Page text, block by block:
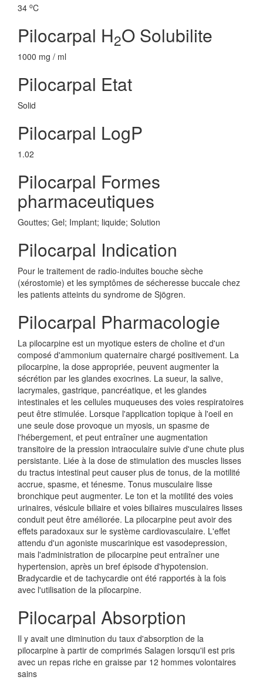
34 oC
Pilocarpal H2O Solubilite
1000 mg / ml
Pilocarpal Etat
Solid
Pilocarpal LogP
1.02
Pilocarpal Formes
pharmaceutiques
Gouttes; Gel; Implant; liquide; Solution
Pilocarpal Indication
Pour le traitement de radio-induites bouche sèche
(xérostomie) et les symptômes de sécheresse buccale chez
les patients atteints du syndrome de Sjögren.
Pilocarpal Pharmacologie
La pilocarpine est un myotique esters de choline et d'un
composé d'ammonium quaternaire chargé positivement. La
pilocarpine, la dose appropriée, peuvent augmenter la
sécrétion par les glandes exocrines. La sueur, la salive,
lacrymales, gastrique, pancréatique, et les glandes
intestinales et les cellules muqueuses des voies respiratoires
peut être stimulée. Lorsque l'application topique à l'oeil en
une seule dose provoque un myosis, un spasme de
l'hébergement, et peut entraîner une augmentation
transitoire de la pression intraoculaire suivie d'une chute plus
persistante. Liée à la dose de stimulation des muscles lisses
du tractus intestinal peut causer plus de tonus, de la motilité
accrue, spasme, et ténesme. Tonus musculaire lisse
bronchique peut augmenter. Le ton et la motilité des voies
urinaires, vésicule biliaire et voies biliaires musculaires lisses
conduit peut être améliorée. La pilocarpine peut avoir des
effets paradoxaux sur le système cardiovasculaire. L'effet
attendu d'un agoniste muscarinique est vasodepression,
mais l'administration de pilocarpine peut entraîner une
hypertension, après un bref épisode d'hypotension.
Bradycardie et de tachycardie ont été rapportés à la fois
avec l'utilisation de la pilocarpine.
Pilocarpal Absorption
Il y avait une diminution du taux d'absorption de la
pilocarpine à partir de comprimés Salagen lorsqu'il est pris
avec un repas riche en graisse par 12 hommes volontaires
sains